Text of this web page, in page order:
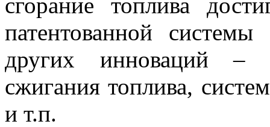
патентованной
других инноваций –
сжигания топлива,
и т.п.